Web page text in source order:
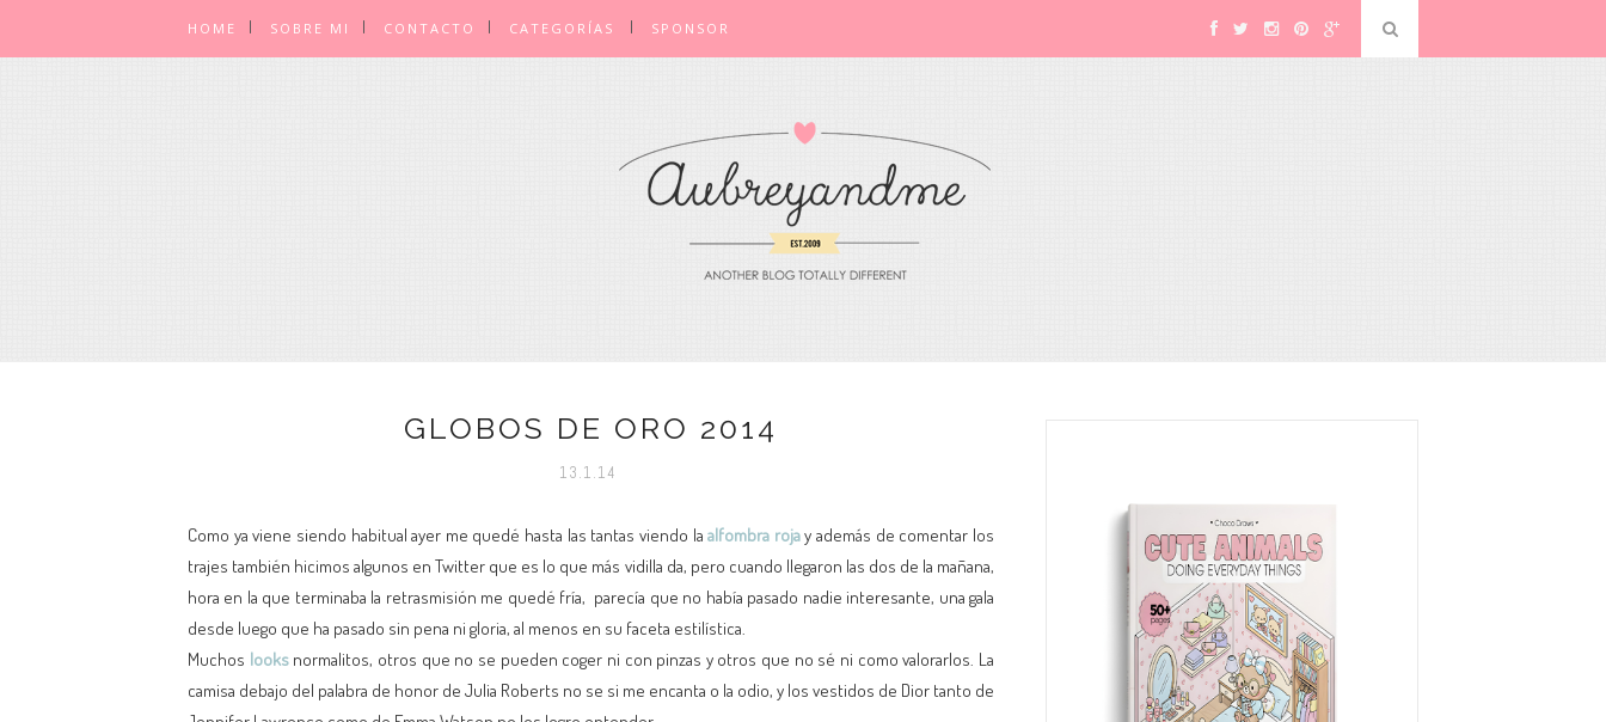
HOME SOBRE MI CONTACTO CATEGORÍAS SPONSOR
GLOBOS DE ORO 2014
13.1.14
Como ya viene siendo habitual ayer me quedé hasta las tantas viendo laalfombra rojay además de comentar los
trajes también hicimos algunos en Twitter que es lo que más vidilla da, pero cuando llegaron las dos de la mañana,
hora en la que terminaba la retrasmisión me quedé fría, parecía que no había pasado nadie interesante, una gala
desde luego que ha pasado sin pena ni gloria, al menos en su faceta estilística.
Muchos looks normalitos, otros que no se pueden coger ni con pinzas y otros que no sé ni como valorarlos. La
camisa debajo del palabra de honor de Julia Roberts no se si me encanta o la odio, y los vestidos de Dior tanto de